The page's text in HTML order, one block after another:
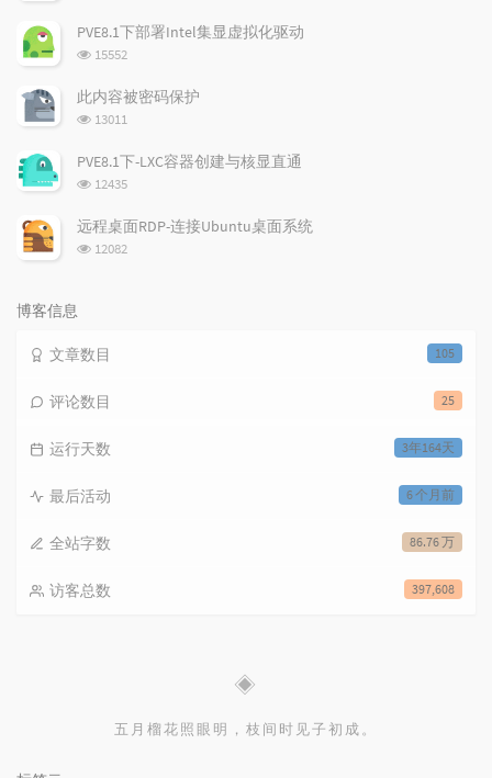
次
PVE8.1下部署Intel集显虚拟化驱动
浏
次
数:
15552
此内容被密码保护
浏
次
13011
PVE8.1下-LXC容器创建与核显直通
浏
次
数:
12435
远程桌面RDP-连接Ubuntu桌面系统
浏
12082
博客信息
105
文章数目
25
评论数目
3年164天
运行天数
6 个月前
最后活动
86.76 万
全站字数
397,608
访客总数
◈
五月榴花照眼明，枝间时见子初成。